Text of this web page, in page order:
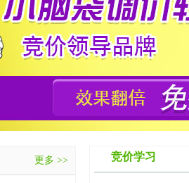
竞价学习
更多 >>